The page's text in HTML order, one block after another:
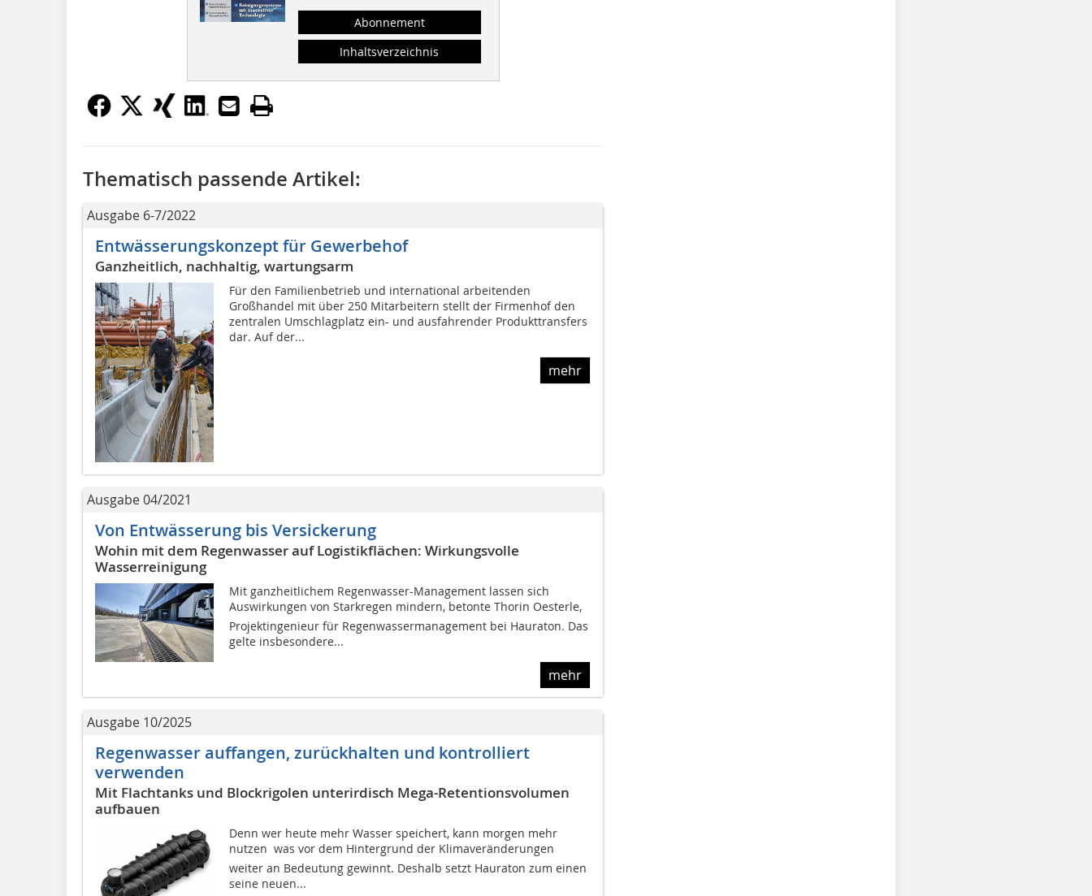
Abonnement
Inhaltsverzeichnis
Thematisch passende Artikel:
Ausgabe 6-7/2022
Entwässerungskonzept für Gewerbehof
Ganzheitlich, nachhaltig, wartungsarm
Für den Familienbetrieb und international arbeitenden
Großhandel mit über 250 Mitarbeitern stellt der Firmenhof den
zentralen Umschlagplatz ein- und ausfahrender Produkttransfers
dar. Auf der...
mehr
Ausgabe 04/2021
Von Entwässerung bis Versickerung
Wohin mit dem Regenwasser auf Logistikflächen: Wirkungsvolle
Wasserreinigung
Mit ganzheitlichem Regenwasser-Management lassen sich
Auswirkungen von Starkregen mindern, betonte Thorin Oesterle,
Projektingenieur für Regenwassermanagement bei Hauraton. Das
gelte insbesondere...
mehr
Ausgabe 10/2025
Regenwasser auffangen, zurückhalten und kontrolliert
verwenden
Mit Flachtanks und Blockrigolen unterirdisch Mega-Retentionsvolumen
aufbauen
Denn wer heute mehr Wasser speichert, kann morgen mehr
nutzen  was vor dem Hintergrund der Klimaveränderungen
weiter an Bedeutung gewinnt. Deshalb setzt Hauraton zum einen
seine neuen...